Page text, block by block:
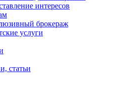
интересов
брокераж
услуги
статьи